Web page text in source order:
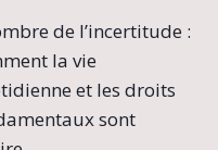
de l’incertitude :
la vie
et les droits
sont